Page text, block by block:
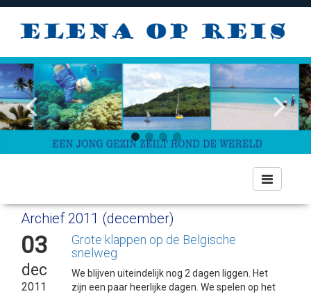
Toggle
navigation
Archief 2011 (december)
03
dec
2011
Grote klappen op de Belgische
snelweg
We blijven uiteindelijk nog 2 dagen liggen. Het
zijn een paar heerlijke dagen. We spelen op het